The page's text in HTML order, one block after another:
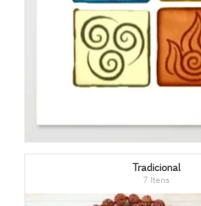
Tradicional
7 Itens